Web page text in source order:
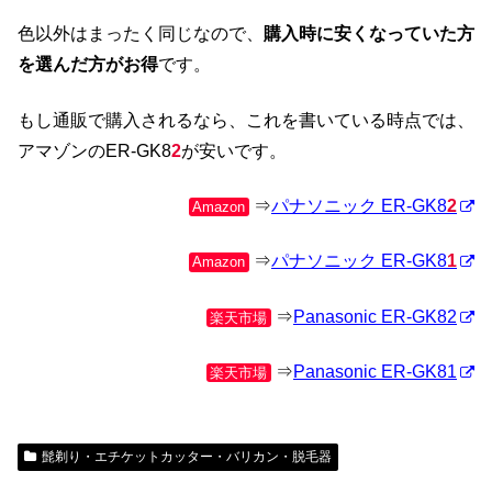
色以外はまったく同じなので、 購入時に安くなっていた方
を選んだ方がお得です。
もし通販で購入されるなら、これを書いている時点では、
アマゾンのER-GK82が安いです。
Amazon ⇒パナソニック ER-GK82
Amazon ⇒パナソニック ER-GK81
楽天市場 ⇒Panasonic ER-GK82
楽天市場 ⇒Panasonic ER-GK81
髭剃り・エチケットカッター・バリカン・脱毛器